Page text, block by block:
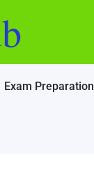
Exam Preparation